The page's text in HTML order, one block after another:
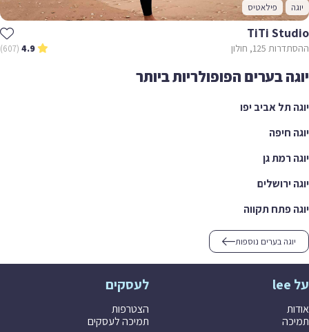
יוגה פילאטיס
TiTi Studio
ההסתדרות 125, חולון 4.9
(607)
יוגה בערים הפופולריות ביותר
יוגה תל אביב יפו
יוגה חיפה
יוגה רמת גן
יוגה ירושלים
יוגה פתח תקווה
יוגה בערים נוספות
על lee
אודות
תמיכה
לעסקים
הצטרפות
תמיכה לעסקים